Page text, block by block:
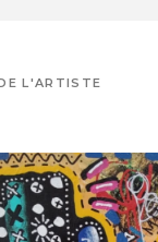
L'ARTISTE